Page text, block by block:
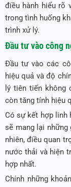
điều hành hiểu rõ
trong tình huống
trình xử lý.
Đầu tư vào công
Đầu tư vào các
hiệu quả và độ
lý tiên tiến không
còn tăng tính hiệu
Có sự kết hợp linh
sẽ mang lại
nhiên, điều quan
nước thải và hiện
hợp nhất.
Chính những